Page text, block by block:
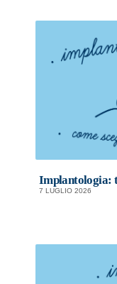
Implantologia:
7 LUGLIO 2026